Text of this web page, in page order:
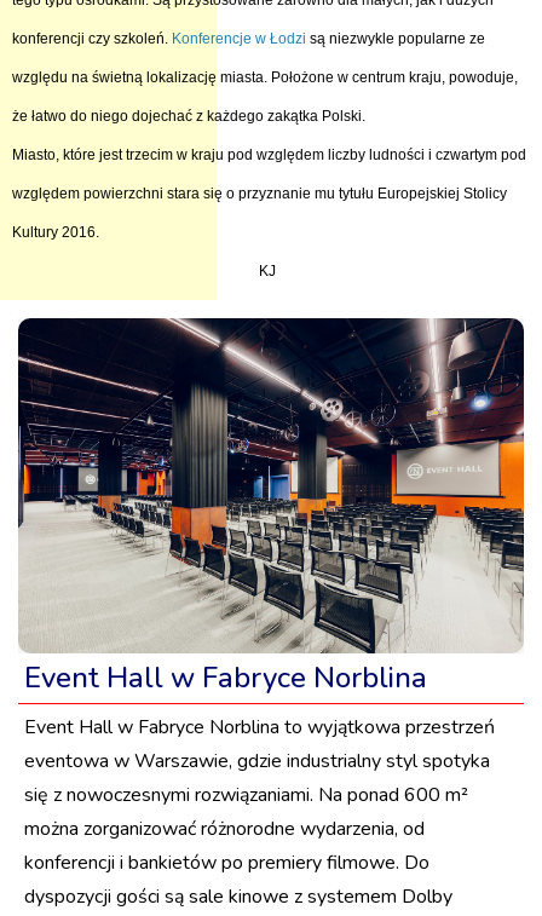
konferencji czy szkoleń. Konferencje w Łodzi są niezwykle popularne ze
względu na świetną lokalizację miasta. Położone w centrum kraju, powoduje,
że łatwo do niego dojechać z każdego zakątka Polski.
Miasto, które jest trzecim w kraju pod względem liczby ludności i czwartym pod
względem powierzchni stara się o przyznanie mu tytułu Europejskiej Stolicy
Kultury 2016.
KJ
Event Hall w Fabryce Norblina
Event Hall w Fabryce Norblina to wyjątkowa przestrzeń
eventowa w Warszawie, gdzie industrialny styl spotyka
się z nowoczesnymi rozwiązaniami. Na ponad 600 m²
można zorganizować różnorodne wydarzenia, od
konferencji i bankietów po premiery filmowe. Do
dyspozycji gości są sale kinowe z systemem Dolby